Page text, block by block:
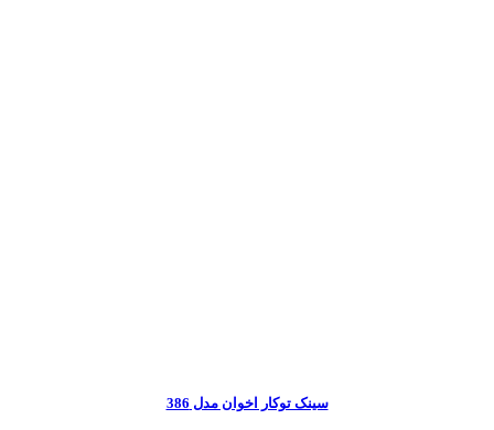
سینک توکار اخوان مدل 386